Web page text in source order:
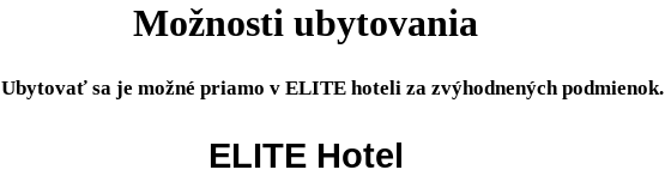
Možnosti ubytovania
Ubytovať sa je možné priamo v ELITE hoteli za zvýhodnených podmienok.
ELITE Hotel